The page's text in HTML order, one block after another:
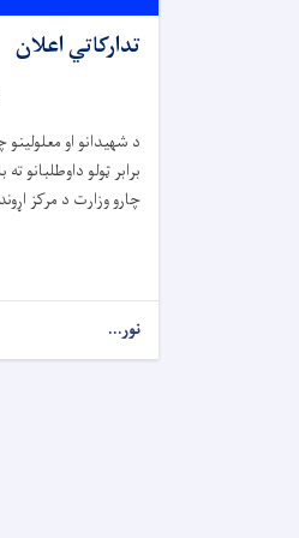
تدارکاتي اعلان
د شهیدانو او
برابر ټولو داوطلبانو
چارو وزارت د مرکز
نور...